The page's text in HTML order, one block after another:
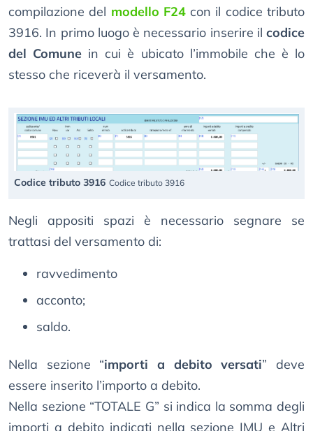
compilazione del modello F24con il codice tributo
3916. In primo luogo è necessario inserire il codice
del Comune in cui è ubicato l’immobile che è lo
stesso che riceverà il versamento.
Codice tributo 3916 Codice tributo 3916
Negli appositi spazi è necessario segnare se
trattasi del versamento di:
ravvedimento
acconto;
saldo.
Nella sezione “importi a debito versati” deve
essere inserito l’importo a debito.
Nella sezione “TOTALE G” si indica la somma degli
importi a debito indicati nella sezione IMU e Altri